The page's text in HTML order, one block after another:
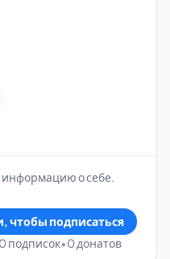
информацию о себе.
чтобы подписаться
0 подписок•0 донатов